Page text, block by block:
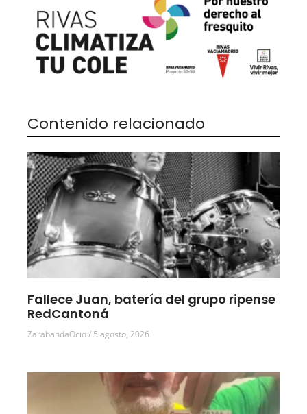
Contenido relacionado
Fallece Juan, batería del grupo ripense
RedCantoná
ZarabandaOcio 5 agosto, 2026